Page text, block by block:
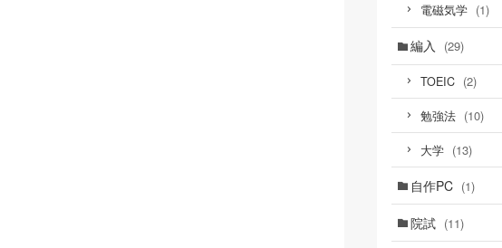
電磁気学 (1)
編入 (29)
TOEIC (2)
勉強法 (10)
大学 (13)
自作PC (1)
院試 (11)